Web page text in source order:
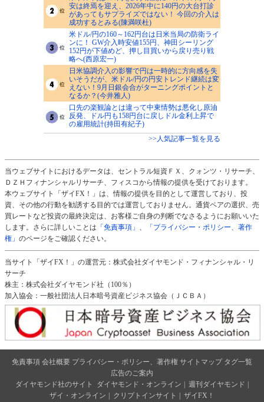
安は終焉を迎え、2026年中に140円の大台打診
があってもサプライズではない！ 今回の介入は
成功するとみる(陳満咲杜)
米ドル/円の160～162円台は日米当局の防衛ライ
ンに！ GW介入時安値155円、神田シーリング
152円が下値めど、押し目買いから戻り売り戦
略へ(西原宏一)
日米協調介入の影響で円は一時的に方向感を失
いそうだが、米ドル/円の円安トレンド継続は変
えない！9月日銀会合がターニングポイントと
なるか？(今井雅人)
口先の楽観論とは違って中東情勢は悪化し原油
反発、ドル円も158円台に戻しドル金利上昇で
の雇用統計(持田有紀子)
>>人気記事一覧を見る
当ウェブサイトにおけるデータは、セントラル短資ＦＸ、クォンツ・リサーチ、
ＤＺＨフィナンシャルリサーチ、フィスコから情報の提供を受けております。
本ウェブサイト「ザイFX！」は、情報の提供を目的として運営しており、投
資、その他の行動を勧誘する目的では運営しておりません。通貨ペアの選択、売
買レートなど投資の最終決定は、お客様ご自身の判断でなさるようにお願いいた
します。さらに詳しいことは 「免責事項」 、
「プライバシー・ポリシー、著作
権」 のページをご確認ください。
当サイト「ザイFX！」の運営元：株式会社ダイヤモンド・フィナンシャル・リ
サーチ
株主：株式会社ダイヤモンド社（100％）
加入協会：一般社団法人日本暗号資産ビジネス協会（ＪＣＢＡ）
免責事項 会社概要 プライバシー・ポリシー、著作権 サイトマップ タグ一覧
広告のご案内
ダイヤモンド社のサイト
ダイヤモンド・オンライン 週刊ダイヤモンド
ザイ・オンライン
クリプトインサイト ザイFX！